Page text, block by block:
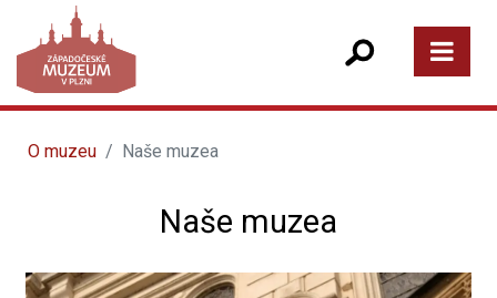
O muzeu Naše muzea
Naše muzea